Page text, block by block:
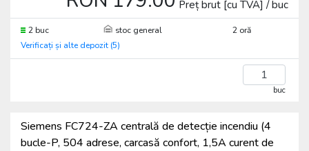
Preț brut [cu TVA] / buc
2 buc stoc general
2 oră
Verificați și alte depozit (5)
buc
Siemens FC724-ZA centrală de detecție incendiu (4
bucle-P, 504 adrese, carcasă confort, 1,5A curent de